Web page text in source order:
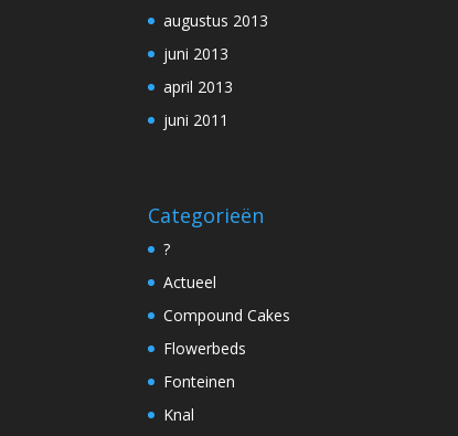
augustus 2013
juni 2013
april 2013
juni 2011
Categorieën
?
Actueel
Compound Cakes
Flowerbeds
Fonteinen
Knal